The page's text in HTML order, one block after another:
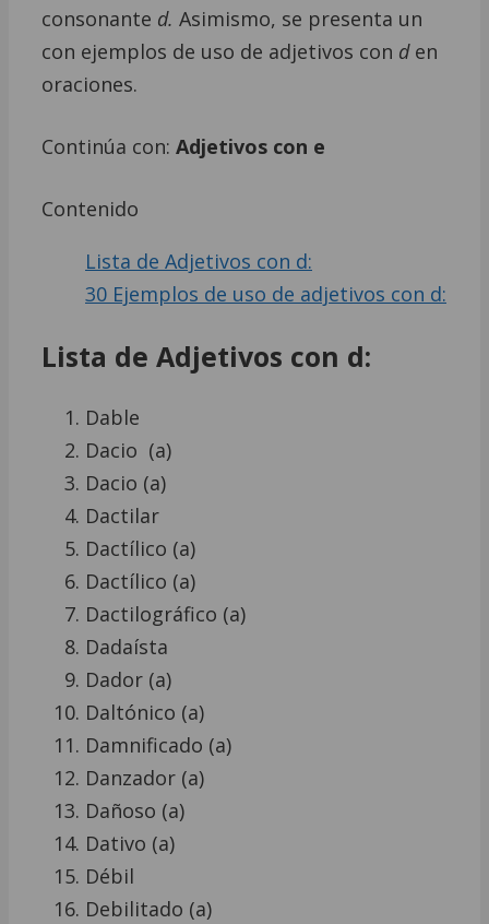
consonante d. Asimismo, se presenta un
con ejemplos de uso de adjetivos con d en
oraciones.
Continúa con: Adjetivos con e
Contenido
Lista de Adjetivos con d:
30 Ejemplos de uso de adjetivos con d:
Lista de Adjetivos con d:
Dable
Dacio (a)
Dacio (a)
Dactilar
Dactílico (a)
Dactílico (a)
Dactilográfico (a)
Dadaísta
Dador (a)
Daltónico (a)
Damnificado (a)
Danzador (a)
Dañoso (a)
Dativo (a)
Débil
Debilitado (a)